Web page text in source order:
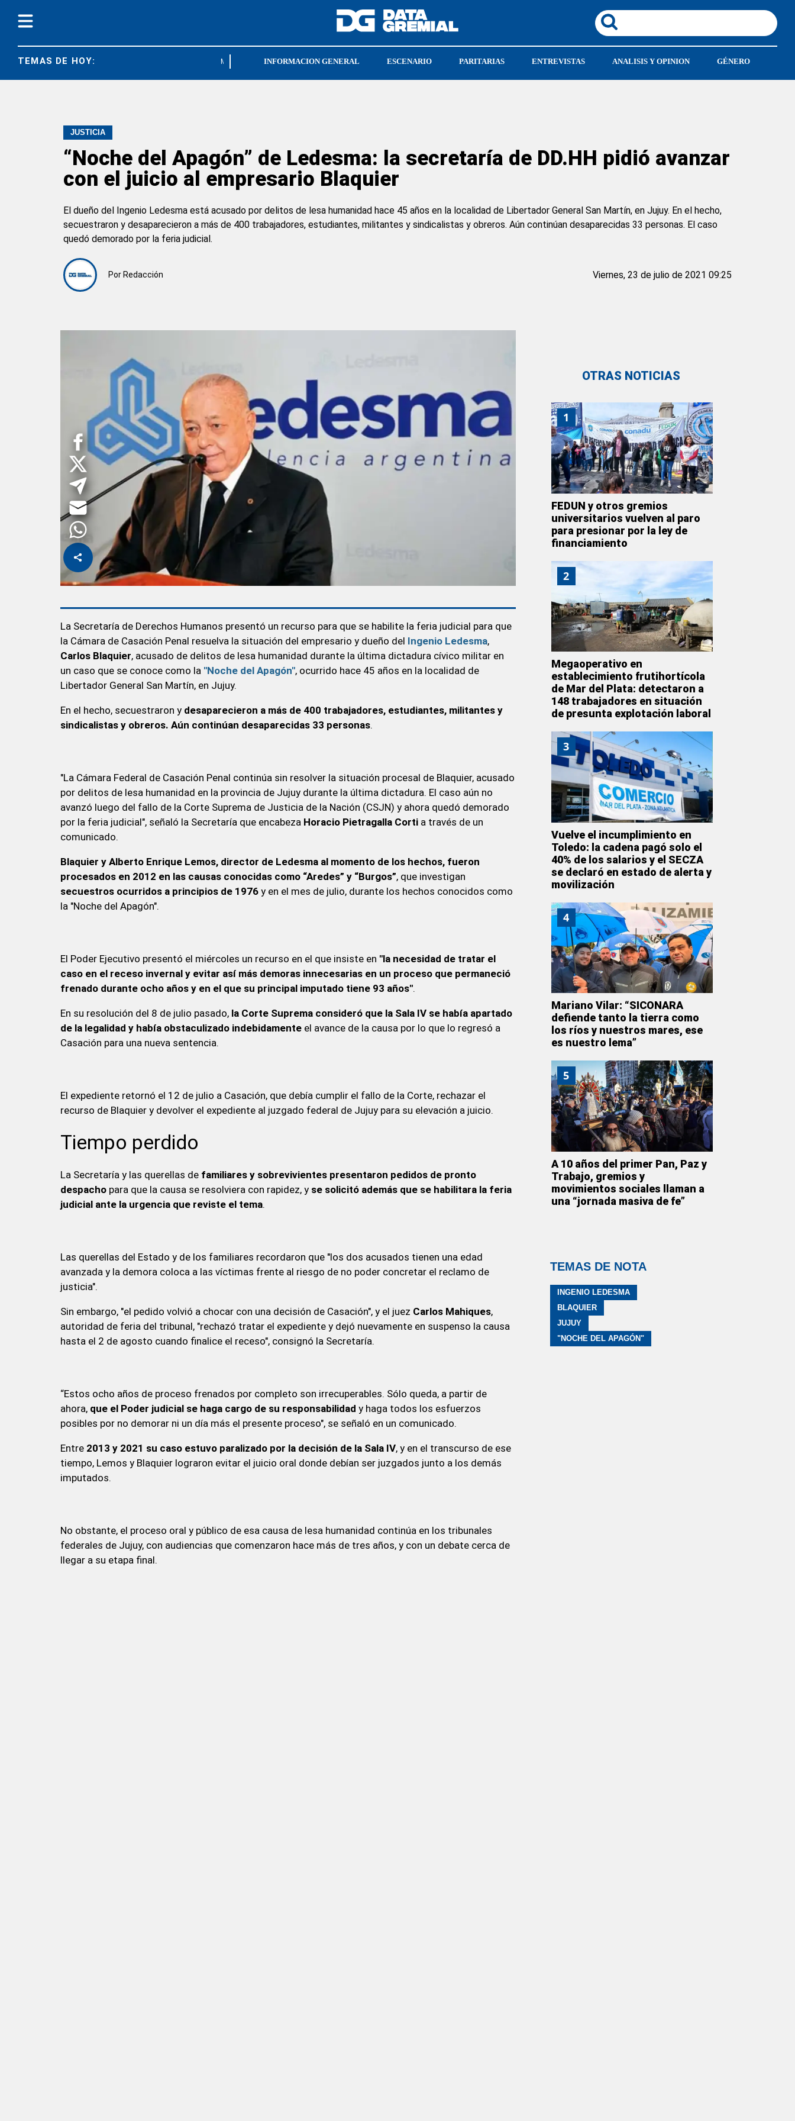
TEMAS DE HOY: MAR DEL PLATA ESTEBAN CABELLO PEABODY
INFORMACION GENERAL ESCENARIO PARITARIAS ENTREVISTAS ANALISIS Y OPINION GÉNERO
JUSTICIA
“Noche del Apagón” de Ledesma: la secretaría de DD.HH pidió avanzar
con el juicio al empresario Blaquier
El dueño del Ingenio Ledesma está acusado por delitos de lesa humanidad hace 45 años en la localidad de Libertador General San Martín, en Jujuy. En el hecho,
secuestraron y desaparecieron a más de 400 trabajadores, estudiantes, militantes y sindicalistas y obreros. Aún continúan desaparecidas 33 personas. El caso
quedó demorado por la feria judicial.
Por Redacción Viernes, 23 de julio de 2021 09:25
La Secretaría de Derechos Humanos presentó un recurso para que se habilite la feria judicial para que
la Cámara de Casación Penal resuelva la situación del empresario y dueño del Ingenio Ledesma,
Carlos Blaquier, acusado de delitos de lesa humanidad durante la última dictadura cívico militar en
un caso que se conoce como la "Noche del Apagón", ocurrido hace 45 años en la localidad de
Libertador General San Martín, en Jujuy.
En el hecho, secuestraron y desaparecieron a más de 400 trabajadores, estudiantes, militantes y
sindicalistas y obreros. Aún continúan desaparecidas 33 personas.
"La Cámara Federal de Casación Penal continúa sin resolver la situación procesal de Blaquier, acusado
por delitos de lesa humanidad en la provincia de Jujuy durante la última dictadura. El caso aún no
avanzó luego del fallo de la Corte Suprema de Justicia de la Nación (CSJN) y ahora quedó demorado
por la feria judicial", señaló la Secretaría que encabeza Horacio Pietragalla Corti a través de un
comunicado.
Blaquier y Alberto Enrique Lemos, director de Ledesma al momento de los hechos, fueron
procesados en 2012 en las causas conocidas como “Aredes” y “Burgos”, que investigan
secuestros ocurridos a principios de 1976 y en el mes de julio, durante los hechos conocidos como
la "Noche del Apagón".
El Poder Ejecutivo presentó el miércoles un recurso en el que insiste en "la necesidad de tratar el
caso en el receso invernal y evitar así más demoras innecesarias en un proceso que permaneció
frenado durante ocho años y en el que su principal imputado tiene 93 años".
En su resolución del 8 de julio pasado, la Corte Suprema consideró que la Sala IV se había apartado
de la legalidad y había obstaculizado indebidamente el avance de la causa por lo que lo regresó a
Casación para una nueva sentencia.
El expediente retornó el 12 de julio a Casación, que debía cumplir el fallo de la Corte, rechazar el
recurso de Blaquier y devolver el expediente al juzgado federal de Jujuy para su elevación a juicio.
Tiempo perdido
La Secretaría y las querellas de familiares y sobrevivientes presentaron pedidos de pronto
despacho para que la causa se resolviera con rapidez, y se solicitó además que se habilitara la feria
judicial ante la urgencia que reviste el tema.
Las querellas del Estado y de los familiares recordaron que "los dos acusados tienen una edad
avanzada y la demora coloca a las víctimas frente al riesgo de no poder concretar el reclamo de
justicia".
Sin embargo, "el pedido volvió a chocar con una decisión de Casación", y el juez Carlos Mahiques,
autoridad de feria del tribunal, "rechazó tratar el expediente y dejó nuevamente en suspenso la causa
hasta el 2 de agosto cuando finalice el receso", consignó la Secretaría.
“Estos ocho años de proceso frenados por completo son irrecuperables. Sólo queda, a partir de
ahora, que el Poder judicial se haga cargo de su responsabilidad y haga todos los esfuerzos
posibles por no demorar ni un día más el presente proceso", se señaló en un comunicado.
Entre 2013 y 2021 su caso estuvo paralizado por la decisión de la Sala IV, y en el transcurso de ese
tiempo, Lemos y Blaquier lograron evitar el juicio oral donde debían ser juzgados junto a los demás
imputados.
No obstante, el proceso oral y público de esa causa de lesa humanidad continúa en los tribunales
federales de Jujuy, con audiencias que comenzaron hace más de tres años, y con un debate cerca de
llegar a su etapa final.
OTRAS NOTICIAS
1
FEDUN y otros gremios
universitarios vuelven al paro
para presionar por la ley de
financiamiento
2
Megaoperativo en
establecimiento frutihortícola
de Mar del Plata: detectaron a
148 trabajadores en situación
de presunta explotación laboral
3
Vuelve el incumplimiento en
Toledo: la cadena pagó solo el
40% de los salarios y el SECZA
se declaró en estado de alerta y
movilización
4
Mariano Vilar: “SICONARA
defiende tanto la tierra como
los ríos y nuestros mares, ese
es nuestro lema”
5
A 10 años del primer Pan, Paz y
Trabajo, gremios y
movimientos sociales llaman a
una “jornada masiva de fe”
TEMAS DE NOTA
INGENIO LEDESMA
BLAQUIER
JUJUY
"NOCHE DEL APAGÓN"